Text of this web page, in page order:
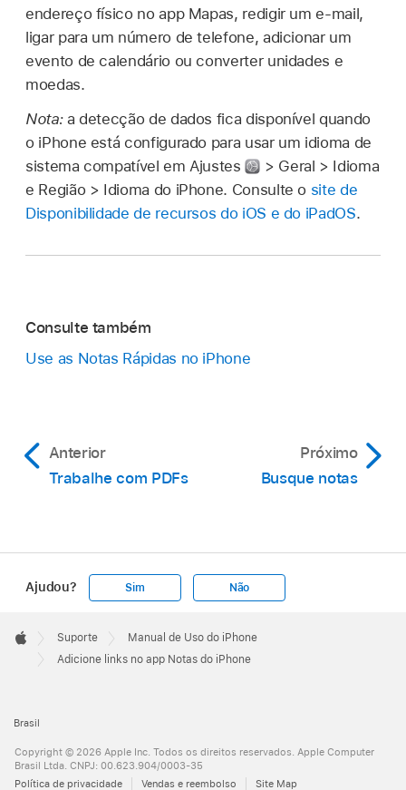
endereço físico no app Mapas, redigir um e‑mail,
ligar para um número de telefone, adicionar um
evento de calendário ou converter unidades e
moedas.
Nota: a detecção de dados fica disponível quando
o iPhone está configurado para usar um idioma de
sistema compatível em Ajustes
> Geral > Idioma
e Região > Idioma do iPhone. Consulte o site de
Disponibilidade de recursos do iOS e do iPadOS.
Consulte também
Use as Notas Rápidas no iPhone
Anterior
Trabalhe com PDFs
Próximo
Busque notas
Ajudou? Sim Não
Footer

Apple
Suporte
Manual de Uso do iPhone
Adicione links no app Notas do iPhone
Brasil
Copyright © 2026 Apple Inc. Todos os direitos reservados. Apple Computer
Brasil Ltda. CNPJ: 00.623.904/0003-35
Política de privacidade
Vendas e reembolso Site Map